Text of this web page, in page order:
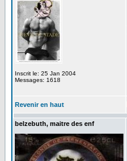
Inscrit le: 25 Jan 2004
Messages: 1618
Revenir en haut
belzebuth, maitre des enf